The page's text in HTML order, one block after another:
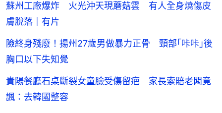
蘇州工廠爆炸 火光沖天現蘑菇雲 有人全身燒傷皮
膚脫落｜有片
險終身殘廢！揚州27歲男做暴力正骨 頸部｢咔咔｣後
胸口以下失知覺
貴陽餐廳石桌斷裂女童臉受傷留疤 家長索賠老闆竟
諷：去韓國整容